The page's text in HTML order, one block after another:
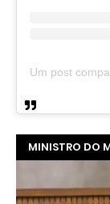
Um post
MINISTRO DO